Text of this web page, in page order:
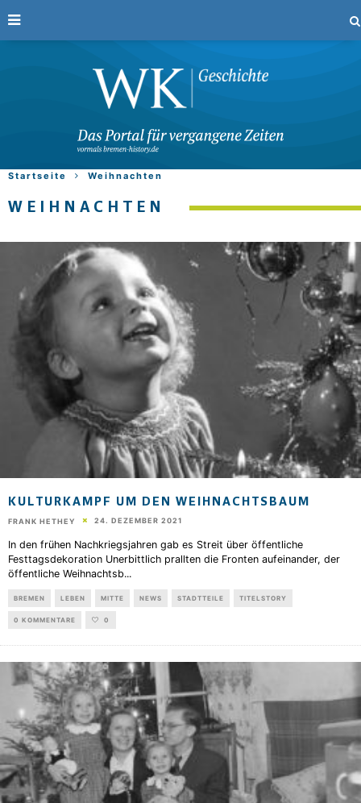
Startseite Weihnachten
WEIHNACHTEN
KULTURKAMPF UM DEN WEIHNACHTSBAUM
FRANK HETHEY 24. DEZEMBER 2021
In den frühen Nachkriegsjahren gab es Streit über öffentliche
Festtagsdekoration Unerbittlich prallten die Fronten aufeinander, der
öffentliche Weihnachtsb...
BREMEN LEBEN MITTE NEWS STADTTEILE TITELSTORY
0 KOMMENTARE 0